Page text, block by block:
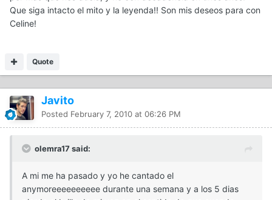
Que siga intacto el mito y la leyenda!! Son mis deseos para con
Celine!
Quote
Javito
Posted February 7, 2010 at 06:26 PM
olemra17 said:
A mi me ha pasado y yo he cantado el
anymoreeeeeeeeee durante una semana y a los 5 dias